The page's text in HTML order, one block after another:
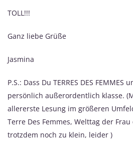
TOLL!!!
Ganz liebe Grüße
Jasmina
P.S.: Dass Du TERRES DES
persönlich außerordentlich klasse.
allererste Lesung im größeren
Terre Des Femmes, Welttag der
trotzdem noch zu klein, leider )